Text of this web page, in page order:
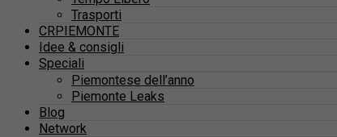
Trasporti
CRPIEMONTE
Idee & consigli
Speciali
Piemontese dell’anno
Piemonte Leaks
Blog
Network